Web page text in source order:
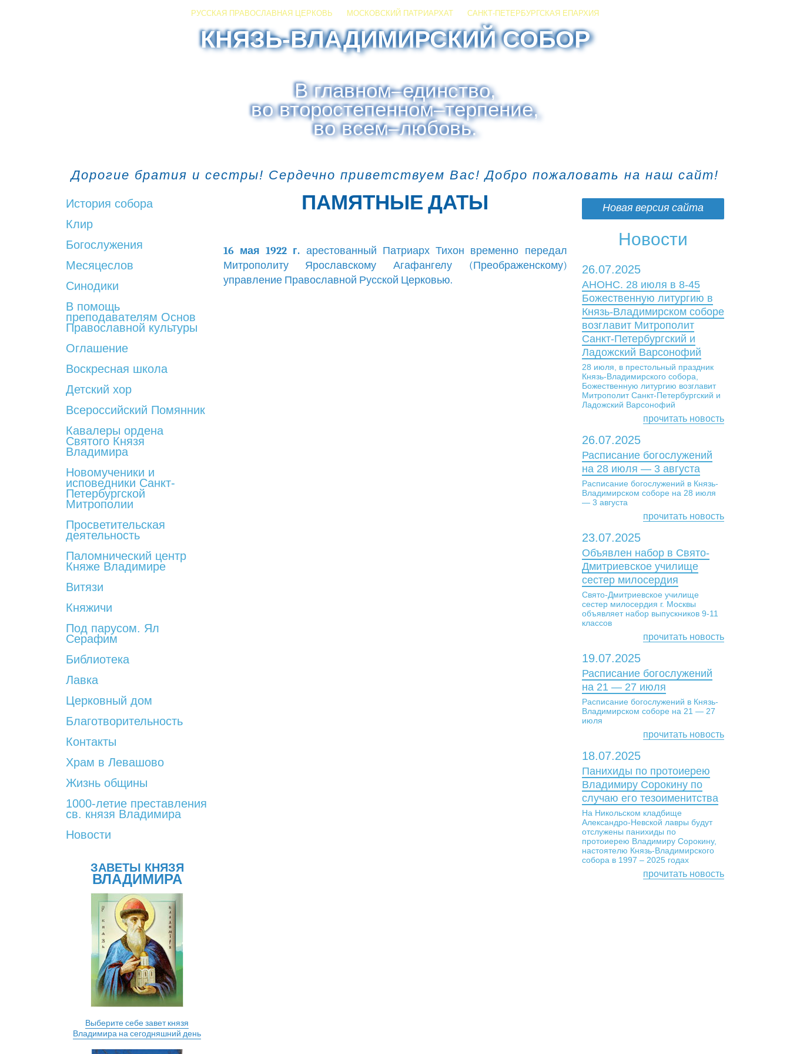
РУССКАЯ ПРАВОСЛАВНАЯ ЦЕРКОВЬ МОСКОВСКИЙ ПАТРИАРХАТ САНКТ-ПЕТЕРБУРГСКАЯ ЕПАРХИЯ
КНЯЗЬ-ВЛАДИМИРСКИЙ СОБОР
В главном–единство,
во второстепенном–терпение,
во всем–любовь.
Дорогие братия и сестры! Сердечно приветствуем Вас! Добро пожаловать на наш сайт!
История собора
Клир
Богослужения
Месяцеслов
Синодики
В помощь
преподавателям Основ
Православной культуры
Оглашение
Воскресная школа
Детский хор
Всероссийский Помянник
Кавалеры ордена
Святого Князя
Владимира
Новомученики и
исповедники Санкт-
Петербургской
Митрополии
Просветительская
деятельность
Паломнический центр
Княже Владимире
Витязи
Княжичи
Под парусом. Ял
Серафим
Библиотека
Лавка
Церковный дом
Благотворительность
Контакты
Храм в Левашово
Жизнь общины
1000-летие преставления
св. князя Владимира
Новости
ЗАВЕТЫ КНЯЗЯ
ВЛАДИМИРА
Выберите себе завет князя
Владимира на сегодняшний день
ПАМЯТНЫЕ ДАТЫ
16 мая 1922 г. арестованный Патриарх Тихон временно передал
Митрополиту Ярославскому Агафангелу (Преображенскому)
управление Православной Русской Церковью.
Новая версия сайта
Новости
26.07.2025
АНОНС. 28 июля в 8-45
Божественную литургию в
Князь-Владимирском соборе
возглавит Митрополит
Санкт-Петербургский и
Ладожский Варсонофий
28 июля, в престольный праздник
Князь-Владимирского собора,
Божественную литургию возглавит
Митрополит Санкт-Петербургский и
Ладожский Варсонофий
прочитать новость
26.07.2025
Расписание богослужений
на 28 июля — 3 августа
Расписание богослужений в Князь-
Владимирском соборе на 28 июля
— 3 августа
прочитать новость
23.07.2025
Объявлен набор в Свято-
Дмитриевское училище
сестер милосердия
Свято-Дмитриевское училище
сестер милосердия г. Москвы
объявляет набор выпускников 9-11
классов
прочитать новость
19.07.2025
Расписание богослужений
на 21 — 27 июля
Расписание богослужений в Князь-
Владимирском соборе на 21 — 27
июля
прочитать новость
18.07.2025
Панихиды по протоиерею
Владимиру Сорокину по
случаю его тезоименитства
На Никольском кладбище
Александро-Невской лавры будут
отслужены панихиды по
протоиерею Владимиру Сорокину,
настоятелю Князь-Владимирского
собора в 1997 – 2025 годах
прочитать новость